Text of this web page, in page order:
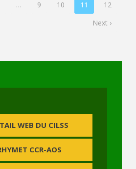
… 9 10 11
12
Next ›
WEB DU CILSS
CCR-AOS